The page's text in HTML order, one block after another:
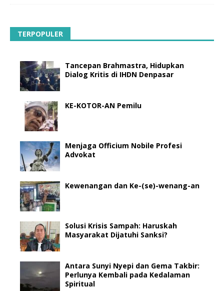
TERPOPULER
Tancepan Brahmastra, Hidupkan
Dialog Kritis di IHDN Denpasar
KE-KOTOR-AN Pemilu
Menjaga Officium Nobile Profesi
Advokat
Kewenangan dan Ke-(se)-wenang-an
Solusi Krisis Sampah: Haruskah
Masyarakat Dijatuhi Sanksi?
Antara Sunyi Nyepi dan Gema Takbir:
Perlunya Kembali pada Kedalaman
Spiritual